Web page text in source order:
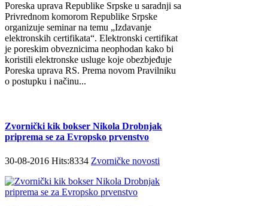
Poreska uprava Republike Srpske u saradnji sa
Privrednom komorom Republike Srpske
organizuje seminar na temu „Izdavanje
elektronskih certifikata“. Elektronski certifikat
je poreskim obveznicima neophodan kako bi
koristili elektronske usluge koje obezbjeđuje
Poreska uprava RS. Prema novom Pravilniku
o postupku i načinu...
Zvornički kik bokser Nikola Drobnjak
priprema se za Evropsko prvenstvo
30-08-2016 Hits:8334 Zvorničke novosti